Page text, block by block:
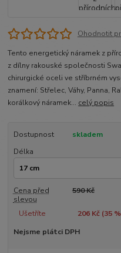
Ohodnotit
Tento energetický náramek z
z dílny rakouské společnosti
chirurgické oceli ve stříbrném
znamení: Střelec, Váhy, Panna,
korálkový náramek... celý popis
Dostupnost
skladem
Délka
Cena před
slevou
590 Kč
Ušetříte 206 Kč (35%
Nejsme plátci DPH